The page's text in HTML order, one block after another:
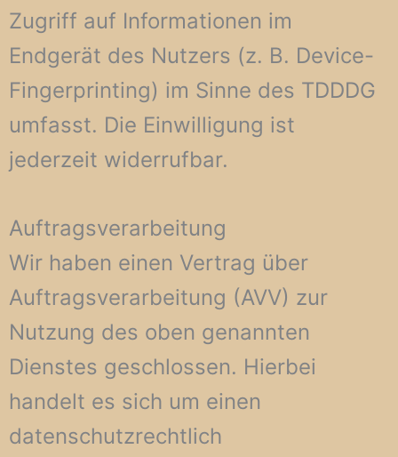
Zugriff auf Informationen im
Endgerät des Nutzers (z. B. Device-
Fingerprinting) im Sinne des TDDDG
umfasst. Die Einwilligung ist
jederzeit widerrufbar.
Auftragsverarbeitung
Wir haben einen Vertrag über
Auftragsverarbeitung (AVV) zur
Nutzung des oben genannten
Dienstes geschlossen. Hierbei
handelt es sich um einen
datenschutzrechtlich